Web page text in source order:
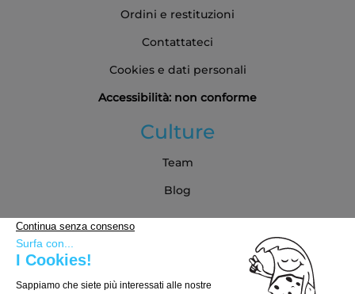
Ordini e restituzioni
Contattateci
Cookies e dati personali
Accessibilità: non conforme
Culture
Team
Blog